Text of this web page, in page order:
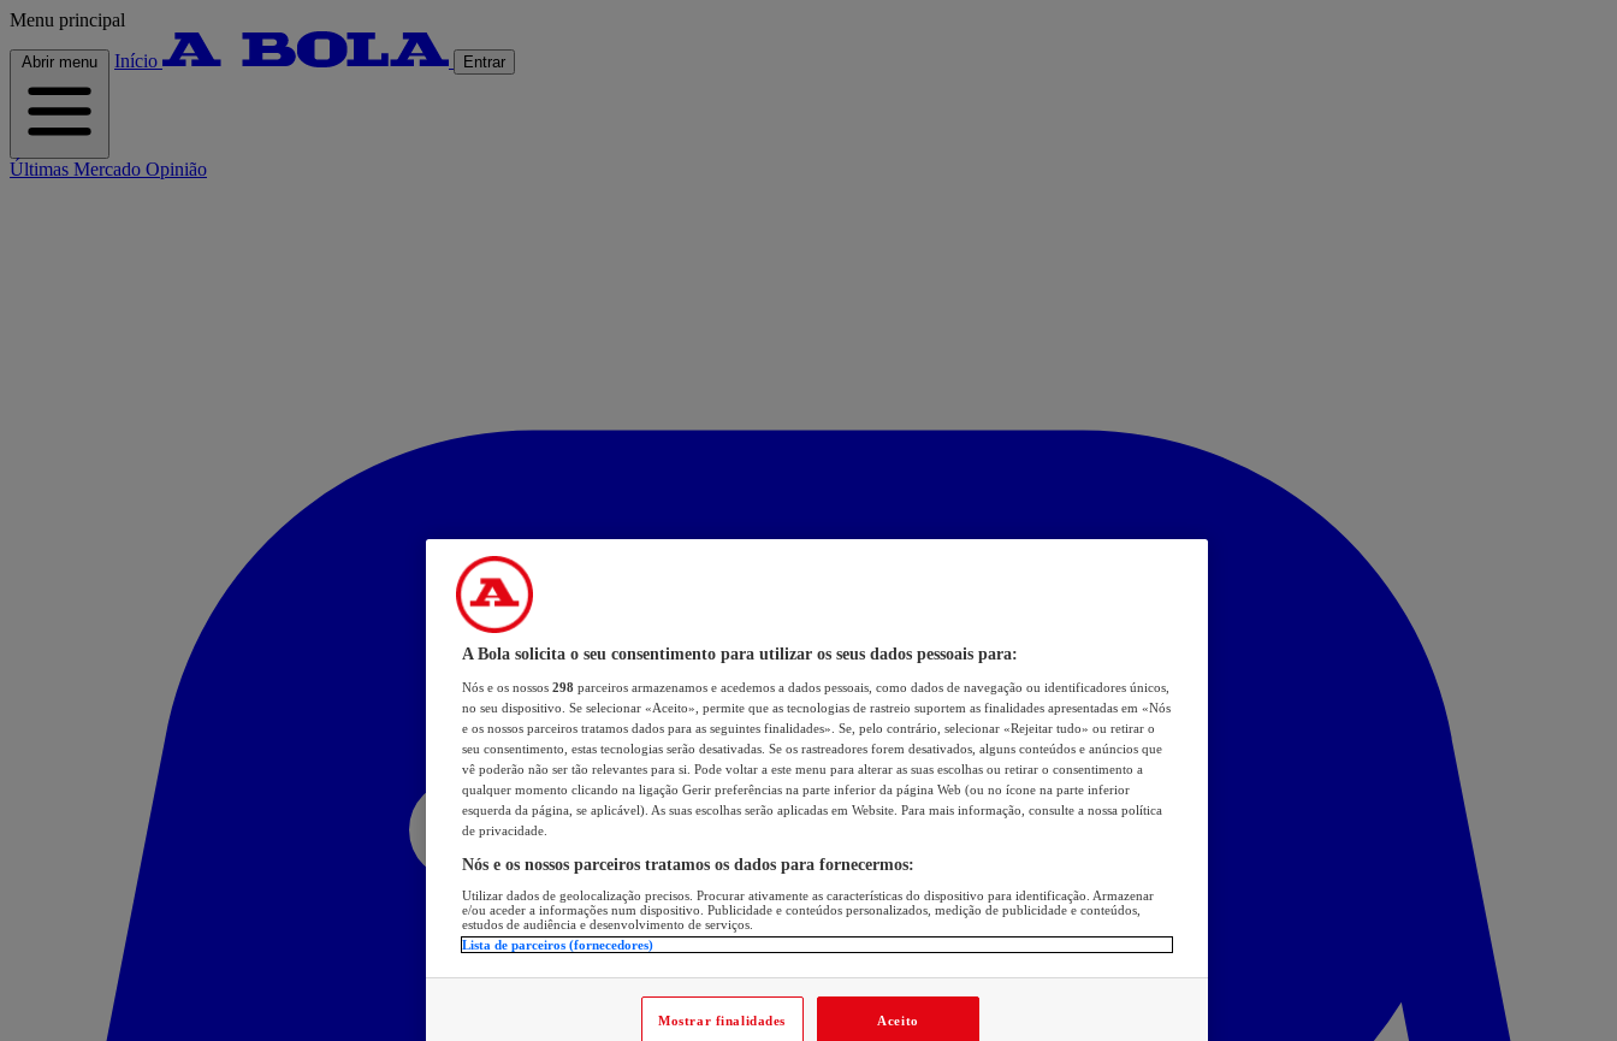
Menu principal
Abrir menu Início Entrar
Últimas Mercado Opinião
A Bola solicita o seu consentimento para utilizar os seus dados pessoais para:
Nós e os nossos 298 parceiros armazenamos e acedemos a dados pessoais, como dados de navegação ou identificadores únicos,
no seu dispositivo. Se selecionar «Aceito», permite que as tecnologias de rastreio suportem as finalidades apresentadas em «Nós
e os nossos parceiros tratamos dados para as seguintes finalidades». Se, pelo contrário, selecionar «Rejeitar tudo» ou retirar o
seu consentimento, estas tecnologias serão desativadas. Se os rastreadores forem desativados, alguns conteúdos e anúncios que
vê poderão não ser tão relevantes para si. Pode voltar a este menu para alterar as suas escolhas ou retirar o consentimento a
qualquer momento clicando na ligação Gerir preferências na parte inferior da página Web (ou no ícone na parte inferior
esquerda da página, se aplicável). As suas escolhas serão aplicadas em Website. Para mais informação, consulte a nossa política
de privacidade.
Nós e os nossos parceiros tratamos os dados para fornecermos:
Utilizar dados de geolocalização precisos. Procurar ativamente as características do dispositivo para identificação. Armazenar
e/ou aceder a informações num dispositivo. Publicidade e conteúdos personalizados, medição de publicidade e conteúdos,
estudos de audiência e desenvolvimento de serviços.
Lista de parceiros (fornecedores)
Mostrar finalidades Aceito